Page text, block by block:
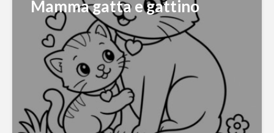
Mamma gatta e gattino